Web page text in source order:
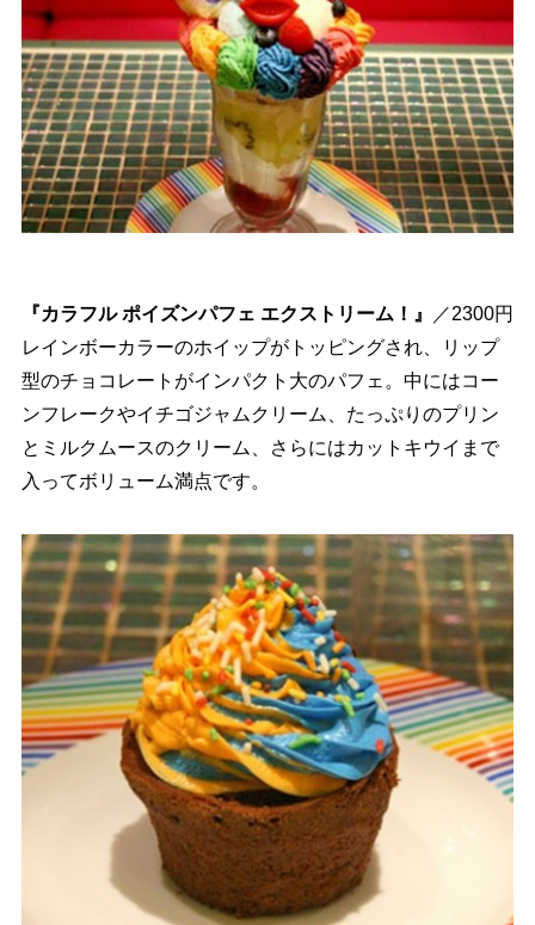
『カラフル ポイズンパフェ エクストリーム！』
／2300円
レインボーカラーのホイップがトッピングされ、リップ
型のチョコレートがインパクト大のパフェ。中にはコー
ンフレークやイチゴジャムクリーム、たっぷりのプリン
とミルクムースのクリーム、さらにはカットキウイまで
入ってボリューム満点です。